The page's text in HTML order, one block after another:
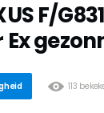
F/
Ex
113